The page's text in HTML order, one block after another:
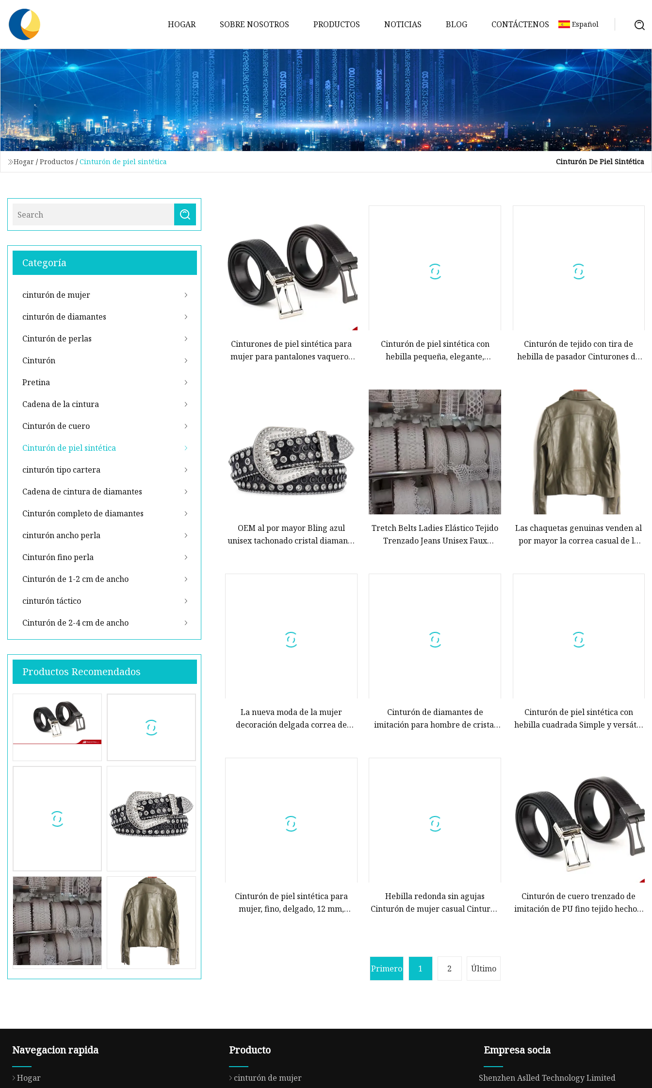
HOGAR SOBRE NOSOTROS PRODUCTOS
cinturón de mujer
cinturón de diamantes
Cinturón de perlas
Cinturón
Pretina
Cadena de la cintura
Cinturón completo de diamantes
cinturón ancho perla
Cinturón fino perla
Cinturón de 1-2 cm de ancho
cinturón táctico
Cinturón de 2-4 cm de ancho
NOTICIAS BLOG CONTÁCTENOS Español
Hogar / Productos / Cinturón de piel sintética Cinturón De Piel Sintética
Categoría
cinturón de mujer
cinturón de diamantes
Cinturón de perlas
Cinturón
Pretina
Cadena de la cintura
Cinturón de cuero
Cinturón de piel sintética
cinturón tipo cartera
Cadena de cintura de diamantes
Cinturón completo de diamantes
cinturón ancho perla
Cinturón fino perla
Cinturón de 1-2 cm de ancho
cinturón táctico
Cinturón de 2-4 cm de ancho
Productos Recomendados
Cinturones de piel sintética para
mujer para pantalones vaqueros
Cinturón de piel sintética con
hebilla pequeña, elegante,
Cinturón de tejido con tira de
hebilla de pasador Cinturones de
Cinturones de cintura vintage
OEM al por mayor Bling azul
unisex tachonado cristal diamante
Tretch Belts Ladies Elástico Tejido
Trenzado Jeans Unisex Faux
Las chaquetas genuinas venden al
por mayor la correa casual de la
La nueva moda de la mujer
decoración delgada correa de
Cinturón de diamantes de
imitación para hombre de cristal
Cinturón de piel sintética con
hebilla cuadrada Simple y versátil,
Cinturón de piel sintética para
mujer, fino, delgado, 12 mm,
Hebilla redonda sin agujas
Cinturón de mujer casual Cinturón
Cinturón de cuero trenzado de
imitación de PU fino tejido hecho a
Primero 1 2 Último
Navegacion rapida
Hogar
Producto
cinturón de mujer
Empresa socia
Shenzhen Aslled Technology Limited